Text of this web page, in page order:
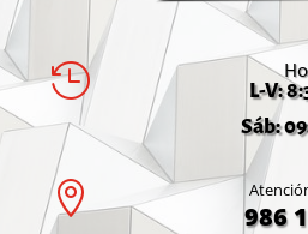

L-V:
Sáb:
 986